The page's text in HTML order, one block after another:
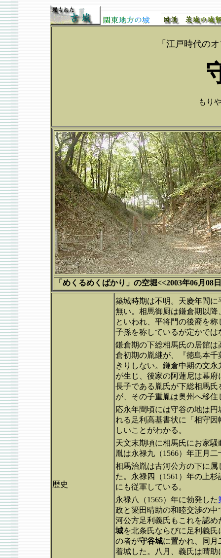
「江戸時代の
もり
「めくるめくばかり」の空堀<<2003年06月08
歴史
築城時期は不明。天慶年間
無い。相馬御厨は鎌倉期以
といわれ、平将門の後裔を
子孫を称しているが定かでは
鎌倉期の下総相馬氏の居館
倉初期の胤継が、『徳島本
きりしない。鎌倉中期の文
が生じ、後家の阿蓮尼は幕
長子である胤氏が下総相馬
が、その子重胤は奥州へ移
応永年間頃には守谷の地は
れる足利高基書状に「相守
しいことがわかる。
天文末期頃に相馬氏にお家
胤は永禄九（1566）年正月
相馬治胤は古河公方の下に属
た。永禄四（1561）年の上杉
にも従軍している。
永禄八（1565）年に勃発した
政と簗田晴助の和睦交渉の
河公方足利義氏もこれを認
城を北条氏ならびに足利義
の者が守谷城に置かれ、同月
着城した。八月、義氏は晴助